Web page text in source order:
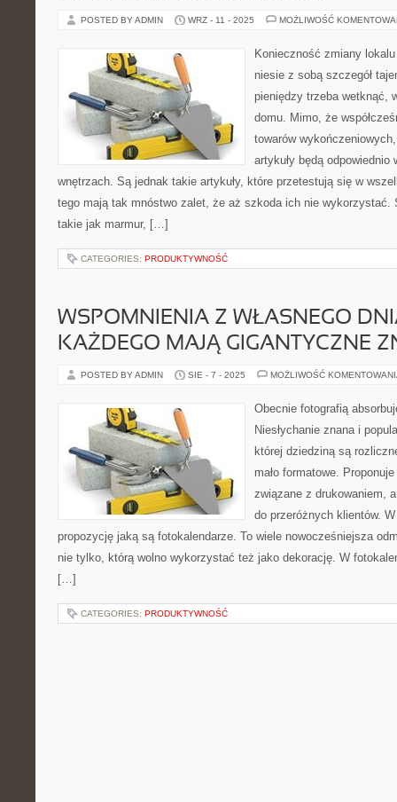
POSTED BY ADMIN WRZ - 11 - 2025 MOŻLIWOŚĆ
Konieczność zmiany
niesie z sobą szczegół
pieniędzy trzeba wetknąć,
domu. Mimo, że
towarów
artykuły będą odpowiednio
wnętrzach. Są jednak takie artykuły, które przetestują się w
tego mają tak mnóstwo zalet, że aż szkoda ich nie wykorzystać.
takie jak marmur, […]
CATEGORIES: PRODUKTYWNOŚĆ
WSPOMNIENIA Z WŁASNEGO
KAŻDEGO MAJĄ GIGANTYCZNE
POSTED BY ADMIN SIE - 7 - 2025 MOŻLIWOŚĆ
Obecnie fotografią
Niesłychanie znana i
której dziedziną są
mało formatowe.
związane z drukowaniem,
do przeróżnych klientów.
propozycję jaką są fotokalendarze. To wiele nowocześniejsza
nie tylko, którą wolno wykorzystać też jako dekorację. W
[…]
CATEGORIES: PRODUKTYWNOŚĆ